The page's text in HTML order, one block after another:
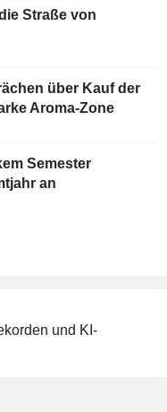
Straße von
über Kauf der
Aroma-Zone
Semester
an
und KI-